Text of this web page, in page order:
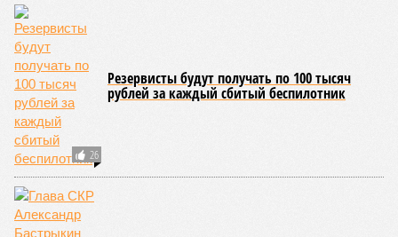
Параллельно с этим разработана полная разрядная сетка
по керешу, охватывающая все ступени от третьего
юношеского разряда до уровня кандидата в мастера
спорта. Такая структура призвана обеспечить системность
в подготовке юных атлетов и создать чёткие ориентиры
для последовательного повышения их квалификации.
Керешу представляет собой традиционное единоборство,
уходящее корнями в культуру чувашского народа. Схватка
проходит следующим образом: соперники располагаются
лицом друг к другу, при этом через пояс каждого из них
перекинуто специальное матерчатое полотенце;
удерживаясь за этот элемент экипировки, борцы вступают